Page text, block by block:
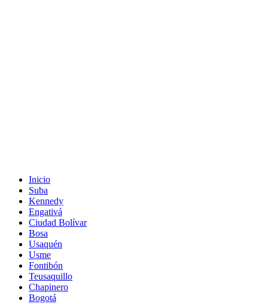
Inicio
Suba
Kennedy
Engativá
Ciudad Bolívar
Bosa
Usaquén
Usme
Fontibón
Teusaquillo
Chapinero
Bogotá